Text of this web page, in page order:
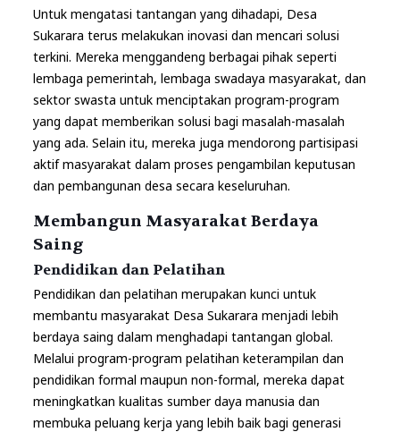
Untuk mengatasi tantangan yang dihadapi, Desa
Sukarara terus melakukan inovasi dan mencari solusi
terkini. Mereka menggandeng berbagai pihak seperti
lembaga pemerintah, lembaga swadaya masyarakat, dan
sektor swasta untuk menciptakan program-program
yang dapat memberikan solusi bagi masalah-masalah
yang ada. Selain itu, mereka juga mendorong partisipasi
aktif masyarakat dalam proses pengambilan keputusan
dan pembangunan desa secara keseluruhan.
Membangun Masyarakat Berdaya
Saing
Pendidikan dan Pelatihan
Pendidikan dan pelatihan merupakan kunci untuk
membantu masyarakat Desa Sukarara menjadi lebih
berdaya saing dalam menghadapi tantangan global.
Melalui program-program pelatihan keterampilan dan
pendidikan formal maupun non-formal, mereka dapat
meningkatkan kualitas sumber daya manusia dan
membuka peluang kerja yang lebih baik bagi generasi